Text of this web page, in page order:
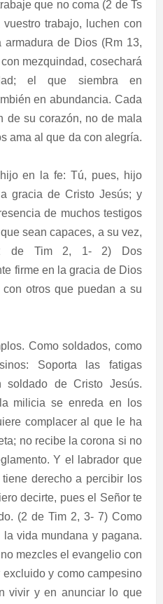
que no coma (2 de Ts
trabajo, luchen con
armadura de Dios (Rm 13,
mezquindad, cosechará
el que siembra en
en abundancia. Cada
de su corazón, no de mala
ama al que da con alegría.
en la fe: Tú, pues, hijo
gracia de Cristo Jesús; y
de muchos testigos
sean capaces, a su vez,
de Tim 2, 1- 2) Dos
firme en la gracia de Dios
otros que puedan a su
Como soldados, como
Soporta las fatigas
soldado de Cristo Jesús.
milicia se enreda en los
complacer al que le ha
no recibe la corona si no
Y el labrador que
derecho a percibir los
decirte, pues el Señor te
(2 de Tim 2, 3- 7) Como
vida mundana y pagana.
mezcles el evangelio con
y como campesino
vivir y en anunciar lo que